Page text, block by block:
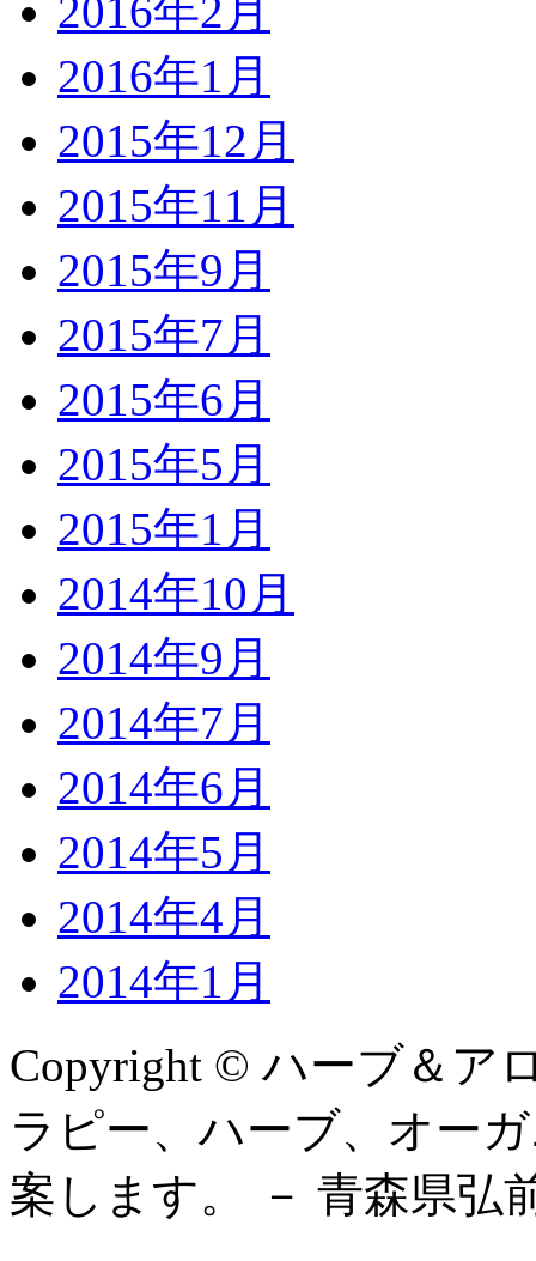
2016年2月
2016年1月
2015年12月
2015年11月
2015年9月
2015年7月
2015年6月
2015年5月
2015年1月
2014年10月
2014年9月
2014年7月
2014年6月
2014年5月
2014年4月
2014年1月
Copyright © ハーブ＆ア
ラピー、ハーブ、オー
案します。 － 青森県弘